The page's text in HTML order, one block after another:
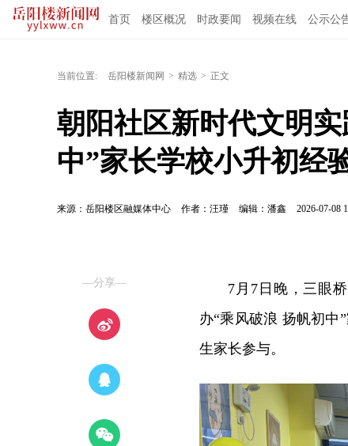
首页 楼区概况 时政要闻 视频在线 公示公
当前位置: 岳阳楼新闻网 > 精选 > 正文
朝阳社区新时代文明
中”家长学校小升初经
来源：岳阳楼区融媒体中心 作者：汪瑾 编辑：潘鑫 2026-07-08
—分享—
7月7日晚，三眼
办“乘风破浪 扬帆初中
生家长参与。